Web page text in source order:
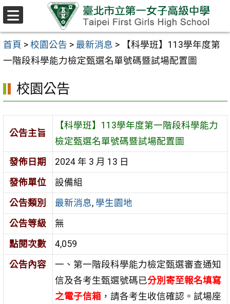
跳至主要內容區
首頁 > 校園公告 > 最新消息 >
【科學班】113學年度第
一階段科學能力檢定甄選名單號碼暨試場配置圖
校園公告
公告主旨
【科學班】113學年度第一階段科學能力
檢定甄選名單號碼暨試場配置圖
發佈日期
2024 年 3 月 13 日
發佈單位
設備組
公告類別
最新消息, 學生園地
公告等級
無
點閱次數
4,059
公告內容
一、第一階段科學能力檢定甄選審查通知
信及各考生甄選號碼已分別寄至報名填寫
之電子信箱，請各考生收信確認。試場座
選
單